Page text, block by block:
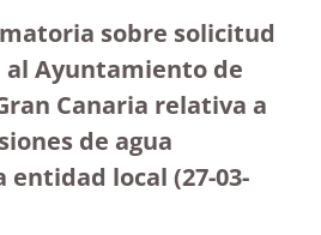
sobre solicitud
Ayuntamiento de
Canaria relativa a
de agua
local (27-03-